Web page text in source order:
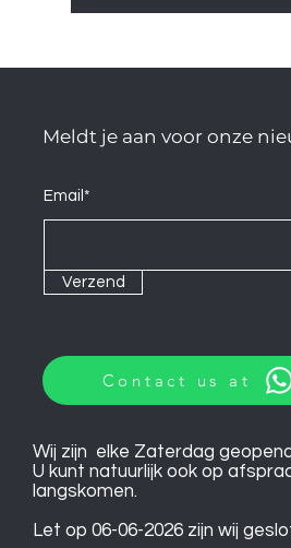
Meldt je aan voor onze
Email*
Verzend
Contact us at
Wij zijn elke Zaterdag
U kunt natuurlijk ook op
langskomen.
Let op 06-06-2026 zijn wij